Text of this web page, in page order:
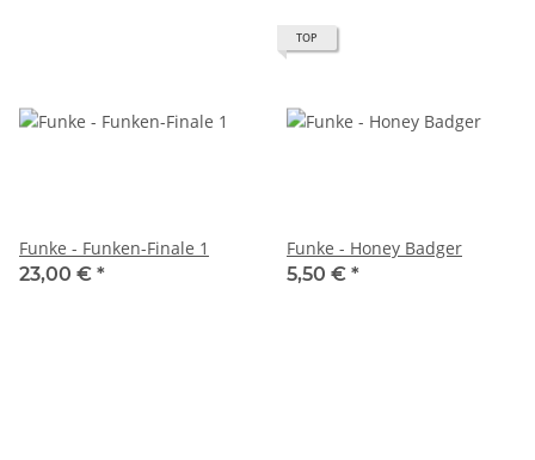
Funke - Funken-Finale 1
23,00 € *
TOP
Funke - Honey Badger
5,50 € *